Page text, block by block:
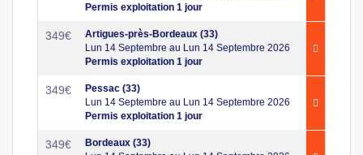
Permis exploitation 1 jour
349€
Artigues-près-Bordeaux (33)
Lun 14 Septembre au Lun 14 Septembre 2026
Permis exploitation 1 jour
349€
Pessac (33)
Lun 14 Septembre au Lun 14 Septembre 2026
Permis exploitation 1 jour
349€
Bordeaux (33)